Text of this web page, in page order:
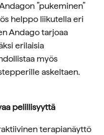
”pukeminen”
helppo liikutella eri
Andago tarjoaa
erilaisia
myös
askeltaen.
pelillisyyttä
terapianäyttö